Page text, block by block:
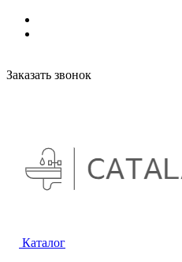
Заказать звонок
Каталог